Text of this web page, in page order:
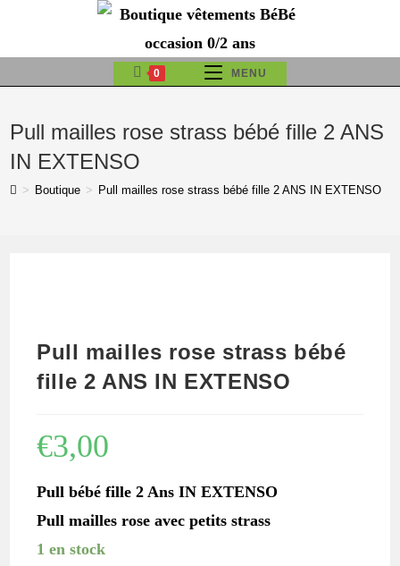
content
0 MENU
Pull mailles rose strass bébé fille 2 ANS
IN EXTENSO
> Boutique > Pull mailles rose strass bébé fille 2 ANS IN EXTENSO
Pull mailles rose strass bébé
fille 2 ANS IN EXTENSO
€3,00
Pull bébé fille 2 Ans IN EXTENSO
Pull mailles rose avec petits strass
1 en stock